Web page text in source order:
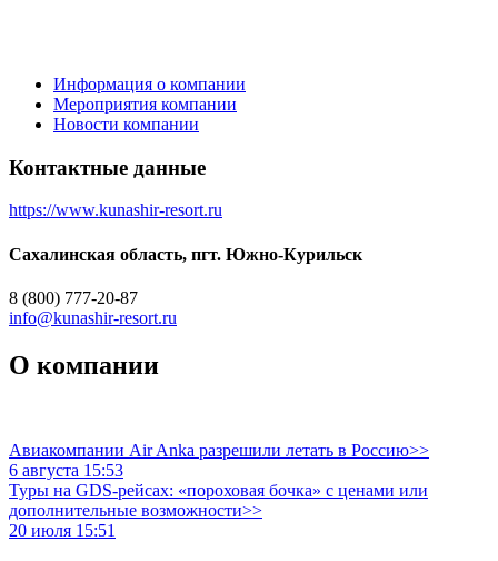
Информация о компании
Мероприятия компании
Новости компании
Контактные данные
https://www.kunashir-resort.ru
Сахалинская область, пгт. Южно-Курильск
8 (800) 777-20-87
info@kunashir-resort.ru
О компании
Авиакомпании Air Anka разрешили летать в Россию>>
6 августа 15:53
Туры на GDS-рейсах: «пороховая бочка» с ценами или
дополнительные возможности>>
20 июля 15:51